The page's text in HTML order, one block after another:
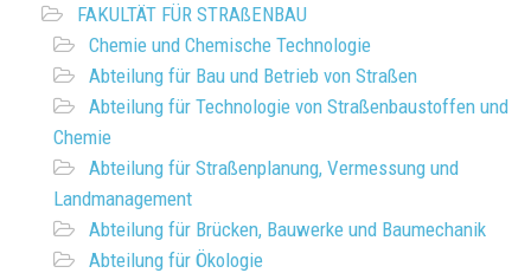
FAKULTÄT FÜR STRAßENBAU
Chemie und Chemische Technologie
Abteilung für Bau und Betrieb von Straßen
Abteilung für Technologie von Straßenbaustoffen und
Chemie
Abteilung für Straßenplanung, Vermessung und
Landmanagement
Abteilung für Brücken, Bauwerke und Baumechanik
Abteilung für Ökologie